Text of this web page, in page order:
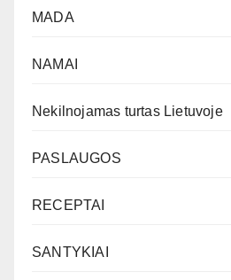
MADA
NAMAI
Nekilnojamas turtas Lietuvoje
PASLAUGOS
RECEPTAI
SANTYKIAI